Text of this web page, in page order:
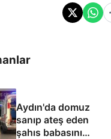
Aydın'da domuz
sanıp ateş eden
şahıs babasını